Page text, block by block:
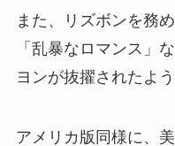
また、リズボンを務
「乱暴なロマンス」
ヨンが抜擢されたよう
アメリカ版同様に、